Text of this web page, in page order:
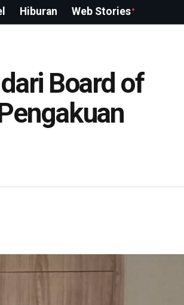
Hiburan Web Stories
Board of